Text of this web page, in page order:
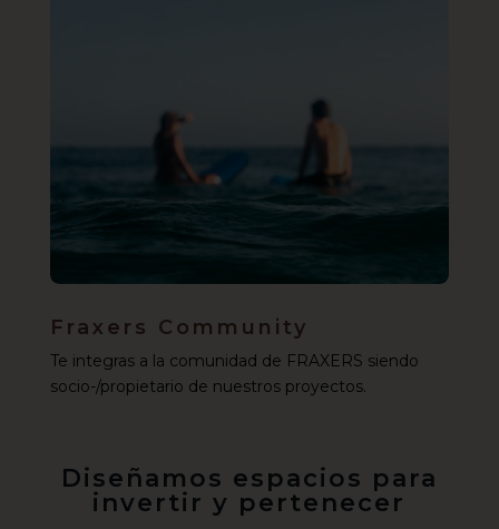
Fraxers Community
Te integras a la comunidad de FRAXERS siendo
socio-/propietario de nuestros proyectos.
Diseñamos espacios para
invertir y pertenecer